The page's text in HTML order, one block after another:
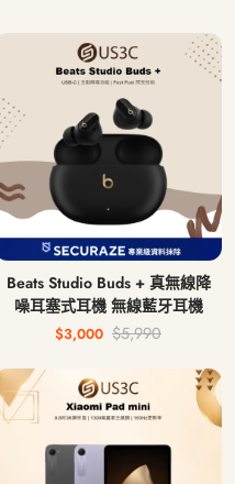
Beats Studio Buds + 真無線降
噪耳塞式耳機 無線藍牙耳機
$3,000 $5,990